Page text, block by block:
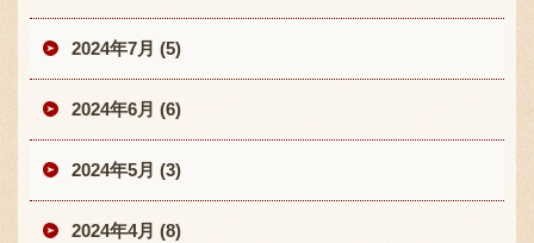
2024年7月 (5)
2024年6月 (6)
2024年5月 (3)
2024年4月 (8)